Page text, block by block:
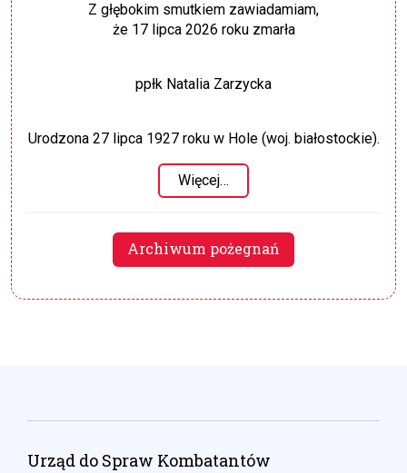
Z głębokim smutkiem zawiadamiam,
że 17 lipca 2026 roku zmarła
ppłk Natalia Zarzycka
Urodzona 27 lipca 1927 roku w Hole (woj. białostockie).
Więcej…
Archiwum pożegnań
Urząd do Spraw Kombatantów